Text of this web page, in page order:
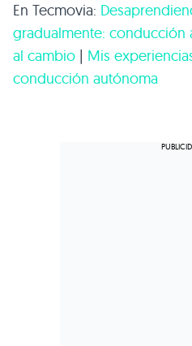
En Tecmovia:
gradualmente: conducción
al cambio | Mis
conducción autónoma